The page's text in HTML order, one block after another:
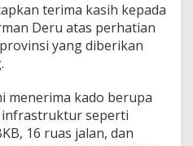
terima kasih kepada
Deru atas perhatian
yang diberikan
menerima kado berupa
seperti
16 ruas jalan, dan